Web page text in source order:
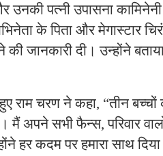
उनकी पत्नी उपासना
के पिता और मेगास्टार
जानकारी दी। उन्होंने
राम चरण ने कहा, “तीन बच्चों
मैं अपने सभी फैन्स, परिवार
हर कदम पर हमारा साथ